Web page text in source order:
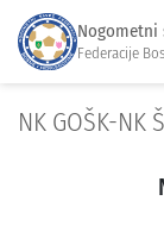
Nogometni
Federacije
NK GOŠK-NK